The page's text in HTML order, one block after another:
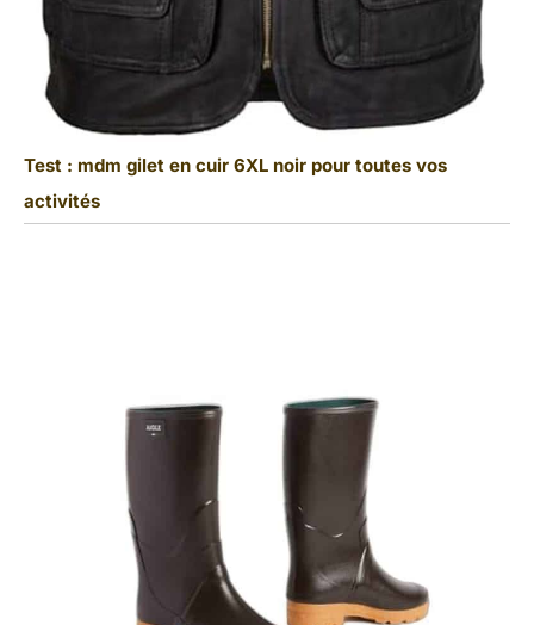
Test : mdm gilet en cuir 6XL noir pour toutes vos
activités